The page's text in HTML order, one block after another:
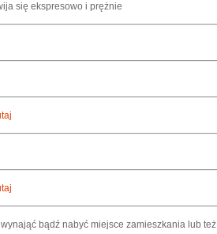
się ekspresowo i prężnie
wynająć bądź nabyć miejsce zamieszkania lub